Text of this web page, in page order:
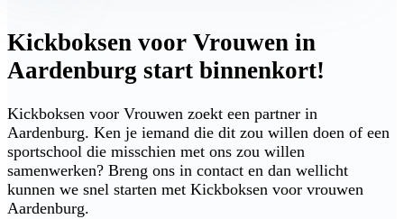
Kickboksen voor Vrouwen in
Aardenburg start binnenkort!
Kickboksen voor Vrouwen zoekt een partner in
Aardenburg. Ken je iemand die dit zou willen doen of een
sportschool die misschien met ons zou willen
samenwerken? Breng ons in contact en dan wellicht
kunnen we snel starten met Kickboksen voor vrouwen
Aardenburg.